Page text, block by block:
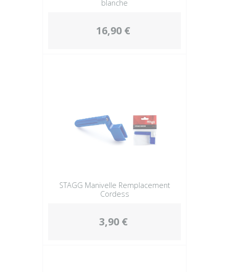
blanche
16,90 €
STAGG Manivelle Remplacement
Cordess
3,90 €